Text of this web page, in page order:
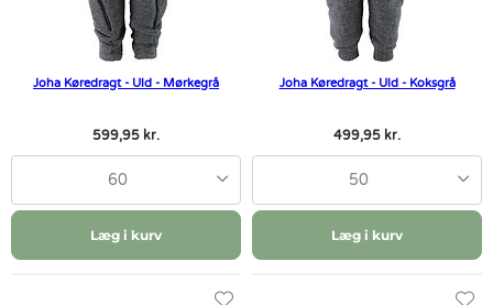
Joha Køredragt - Uld - Mørkegrå
599,95 kr.
60
Læg i kurv
Joha Køredragt - Uld - Koksgrå
499,95 kr.
50
Læg i kurv